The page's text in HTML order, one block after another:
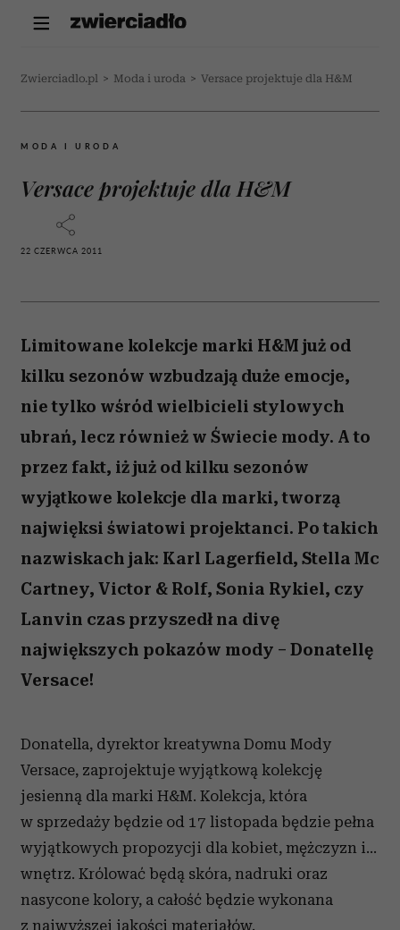
Zwierciadlo.pl > Moda i uroda > Versace projektuje dla H&M
MODA I URODA
Versace projektuje dla H&M
22 CZERWCA 2011
Limitowane kolekcje marki H&M już od
kilku sezonów wzbudzają duże emocje,
nie tylko wśród wielbicieli stylowych
ubrań, lecz również w Świecie mody. A to
przez fakt, iż już od kilku sezonów
wyjątkowe kolekcje dla marki, tworzą
najwięksi światowi projektanci. Po takich
nazwiskach jak: Karl Lagerfield, Stella Mc
Cartney, Victor & Rolf, Sonia Rykiel, czy
Lanvin czas przyszedł na divę
największych pokazów mody – Donatellę
Versace!
Donatella, dyrektor kreatywna Domu Mody
Versace, zaprojektuje wyjątkową kolekcję
jesienną dla marki H&M. Kolekcja, która
w sprzedaży będzie od 17 listopada będzie pełna
wyjątkowych propozycji dla kobiet, mężczyzn i...
wnętrz. Królować będą skóra, nadruki oraz
nasycone kolory, a całość będzie wykonana
z najwyższej jakości materiałów.